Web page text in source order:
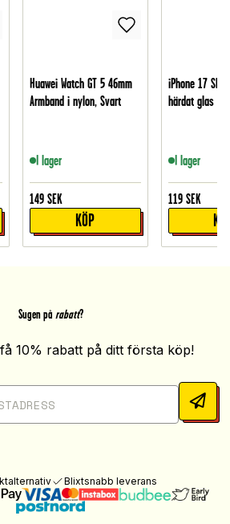
Huawei Watch GT 5 46mm
Armband i nylon, Svart
I lager
149 SEK
KÖP
iPhone 17
härdat glas
I lager
119 SEK
Sugen på rabatt?
10% rabatt på ditt första köp!
Blixtsnabb leverans